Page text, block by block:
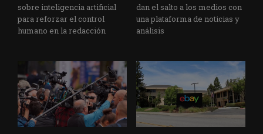
sobre inteligencia artificial
para reforzar el control
humano en la redacción
dan el salto a los medios con
una plataforma de noticias y
análisis